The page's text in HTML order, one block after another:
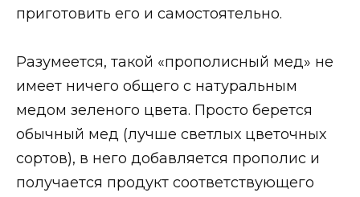
приготовить его и самостоятельно.
Разумеется, такой «прополисный мед» не
имеет ничего общего с натуральным
медом зеленого цвета. Просто берется
обычный мед (лучше светлых цветочных
сортов), в него добавляется прополис и
получается продукт соответствующего